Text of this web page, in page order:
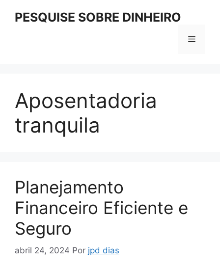
PESQUISE SOBRE DINHEIRO
Menu
Aposentadoria
tranquila
Planejamento
Financeiro Eficiente e
Seguro
abril 24, 2024 Por jpd dias